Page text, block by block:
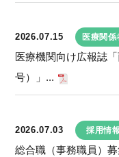
2026.07.15 医療関係
医療機関向け広報誌
号）」...
2026.07.03 採用情報
総合職（事務職員）